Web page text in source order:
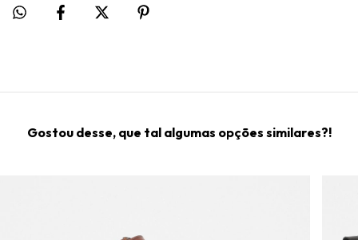
Gostou desse, que tal algumas opções similares?!